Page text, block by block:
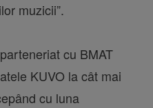
muzicii”.
cu BMAT
KUVO la cât mai
cu luna